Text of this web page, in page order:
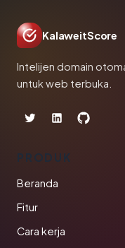
KalaweitScore
Intelijen domain
untuk web terbuka.
PRODUK
Beranda
Fitur
Cara kerja